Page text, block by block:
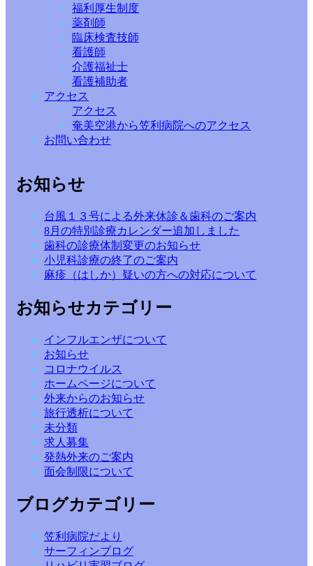
福利厚生制度
薬剤師
臨床検査技師
看護師
介護福祉士
看護補助者
アクセス
アクセス
奄美空港から笠利病院へのアクセス
お問い合わせ
お知らせ
台風１３号による外来休診＆歯科のご案内
8月の特別診療カレンダー追加しました
歯科の診療体制変更のお知らせ
小児科診療の終了のご案内
麻疹（はしか）疑いの方への対応について
お知らせカテゴリー
インフルエンザについて
お知らせ
コロナウイルス
ホームページについて
外来からのお知らせ
旅行透析について
未分類
求人募集
発熱外来のご案内
面会制限について
ブログカテゴリー
笠利病院だより
サーフィンブログ